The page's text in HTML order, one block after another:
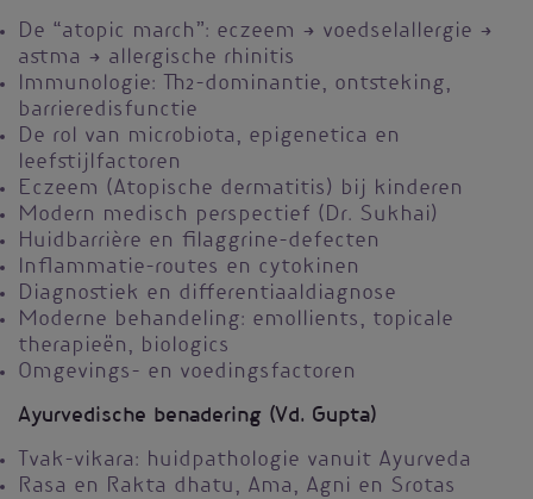
De “atopic march”: eczeem → voedselallergie →
astma → allergische rhinitis
Immunologie: Th2-dominantie, ontsteking,
barrieredisfunctie
De rol van microbiota, epigenetica en
leefstijlfactoren
Eczeem (Atopische dermatitis) bij kinderen
Modern medisch perspectief (Dr. Sukhai)
Huidbarrière en filaggrine-defecten
Inflammatie-routes en cytokinen
Diagnostiek en differentiaaldiagnose
Moderne behandeling: emollients, topicale
therapieën, biologics
Omgevings- en voedingsfactoren
Ayurvedische benadering (Vd. Gupta)
Tvak-vikara: huidpathologie vanuit Ayurveda
Rasa en Rakta dhatu, Ama, Agni en Srotas